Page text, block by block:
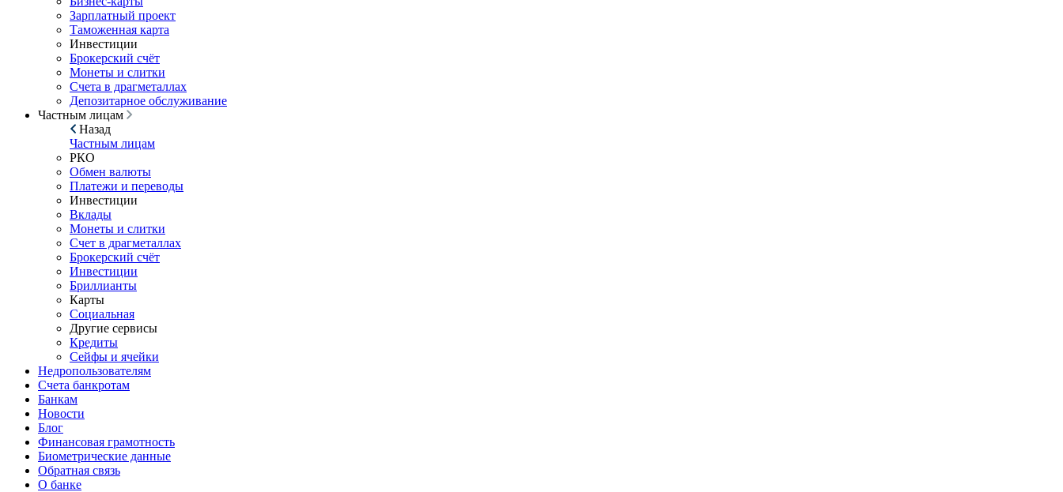
Зарплатный проект
Таможенная карта
Инвестиции
Брокерский счёт
Монеты и слитки
Счета в драгметаллах
Депозитарное обслуживание
Частным лицам
Назад
Частным лицам
РКО
Обмен валюты
Платежи и переводы
Инвестиции
Вклады
Монеты и слитки
Счет в драгметаллах
Брокерский счёт
Инвестиции
Бриллианты
Карты
Социальная
Другие сервисы
Кредиты
Сейфы и ячейки
Недропользователям
Счета банкротам
Банкам
Новости
Блог
Финансовая грамотность
Биометрические данные
Обратная связь
О банке